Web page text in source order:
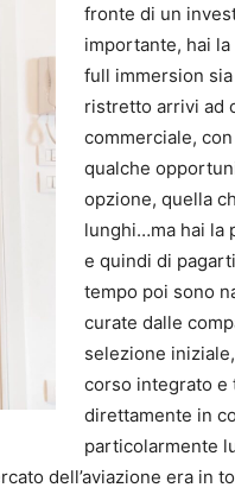
fronte di un
importante, hai
full immersion
ristretto arrivi ad
commerciale,
qualche
opzione, quella
lunghi…ma hai la
e quindi di
tempo poi sono
curate dalle
selezione
corso integrato e
direttamente in
particolarmente
dell’aviazione era in